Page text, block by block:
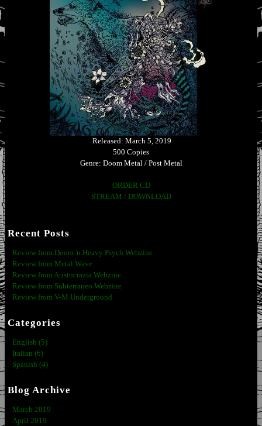
Released: March 5, 2019
500 Copies
Genre: Doom Metal / Post Metal
ORDER CD
STREAM / DOWNLOAD
Recent Posts
Review from Doom 'n Heavy Psych Webzine
Review from Metal Wave
Review from Aristocrazia Webzine
Review from Subterraneo Webzine
Review from V-M Underground
Categories
English (5)
Italian (6)
Spanish (4)
Blog Archive
March 2019
April 2019